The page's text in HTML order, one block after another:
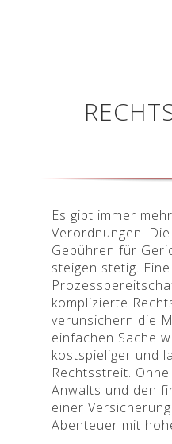
Es gibt immer
Verordnungen.
Gebühren für
steigen stetig.
komplizierte
verunsichern die
einfachen Sache
kostspieliger und
Rechtsstreit.
Anwalts und den
einer
Abenteuer mit